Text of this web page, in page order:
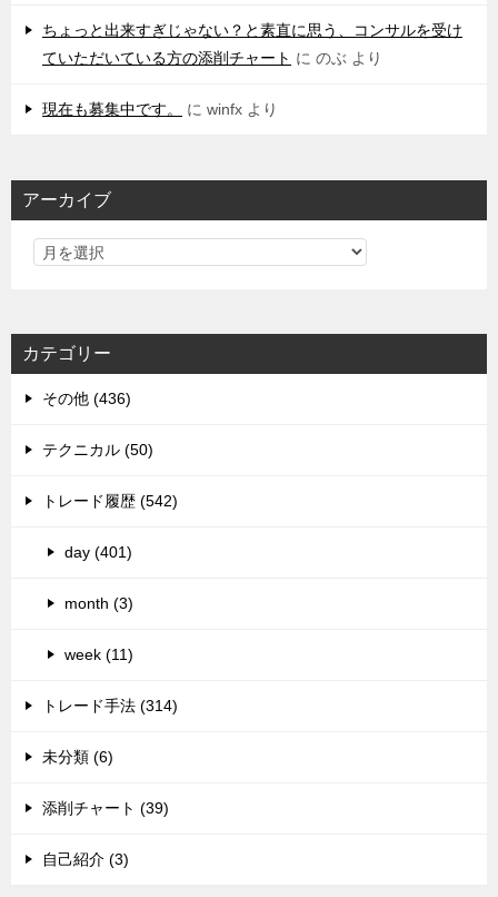
ちょっと出来すぎじゃない？と素直に思う、コンサルを受け
ていただいている方の添削チャート に のぶ より
現在も募集中です。 に winfx より
アーカイブ
カテゴリー
その他 (436)
テクニカル (50)
トレード履歴 (542)
day (401)
month (3)
week (11)
トレード手法 (314)
未分類 (6)
添削チャート (39)
自己紹介 (3)